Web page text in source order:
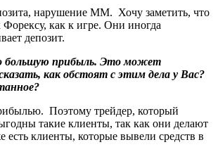
нарушение ММ. Хочу заметить, что
как к игре. Они иногда
депозит.
большую прибыль. Это может
как обстоят с этим дела у Вас?
Поэтому трейдер, который
такие клиенты, так как они делают
клиенты, которые вывели средств в